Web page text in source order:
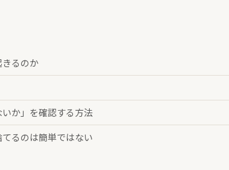
るのか
か」を確認する方法
るのは簡単ではない